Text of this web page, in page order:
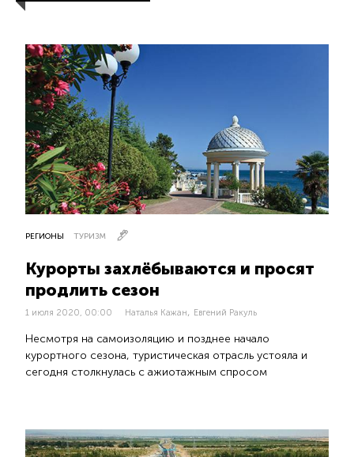
РЕГИОНЫ ТУРИЗМ
Курорты захлёбываются и просят
продлить сезон
1 июля 2020, 00:00 Наталья Кажан, Евгений Ракуль
Несмотря на самоизоляцию и позднее начало
курортного сезона, туристическая отрасль устояла и
сегодня столкнулась с ажиотажным спросом